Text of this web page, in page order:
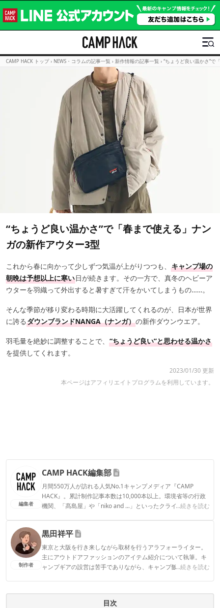
CAMP HACK トップ › NEWS・コラムの記事一覧 › 新作情報の記事一覧 › “ちょうど良い温かさ”で
“ちょうど良い温かさ”で「春まで使える」ナン
ガの新作アウター3型
これから春に向かって少しずつ気温が上がりつつも、 キャンプ場の
朝晩は予想以上に寒い日が続きます。その一方で、真冬のヘビーア
ウターを羽織って外出すると暑すぎて汗をかいてしまうもの……。
そんな季節が移り変わる時期に大活躍してくれるのが、日本が世界
に誇るダウンブランドNANGA（ナンガ）の新作ダウンウエア。
羽毛量を絶妙に調整することで、 “ちょうど良い”と思わせる温かさ
を提供してくれます。
2023/01/30 更新
本ページはアフィリエイトプログラムを利用しています。
編集者
CAMP HACK編集部
月間550万人が訪れる人気No.1キャンプメディア『CAMP
HACK』。累計制作記事本数は10,000本以上。環境省等の行政
機関、「髙島屋」や「niko and ...」といったクライアントとの
...続きを読む
CAMP HACK編集部のプロフィール
制作者
黒田祥平
東京と大阪を行き来しながら取材を行うアラフォーライター。
主にアウトドアファッションのアイテム紹介について執筆。キ
ャンプギアの設営は苦手でありながら、キャンプ飯を平らげる
...続きを読む
黒田祥平のプロフィール
目次